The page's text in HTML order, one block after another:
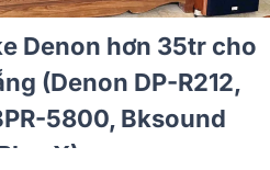
20tr cho
R212,
Lắp đặt
anh
BIK